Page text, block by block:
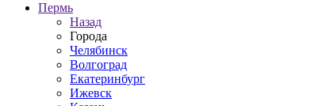
Пермь
Назад
Города
Челябинск
Волгоград
Екатеринбург
Ижевск